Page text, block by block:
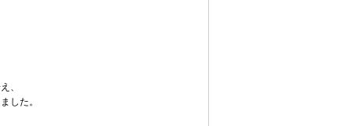
、
した。